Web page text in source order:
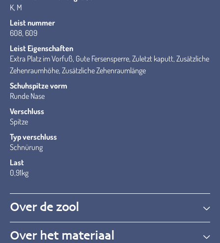
K, M
Leist nummer
608, 609
Leist Eigenschaften
Extra Platz im Vorfuß, Gute Fersensperre, Zuletzt kaputt, Zusätzliche
Zehenraumhöhe, Zusätzliche Zehenraumlänge
Schuhspitze vorm
Runde Nase
Verschluss
Spitze
Typ verschluss
Schnürung
Last
0,91kg
Over de zool
Over het materiaal